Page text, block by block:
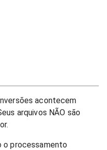
acontecem
arquivos NÃO são
o processamento